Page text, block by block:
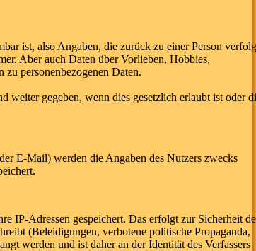
ist, also Angaben, die zurück zu einer Person
Aber auch Daten über Vorlieben, Hobbies,
personenbezogenen Daten.
weiter gegeben, wenn dies gesetzlich erlaubt ist oder
E-Mail) werden die Angaben des Nutzers zwecks
IP-Adressen gespeichert. Das erfolgt zur Sicherheit
(Beleidigungen, verbotene politische Propaganda,
werden und ist daher an der Identität des Verfassers